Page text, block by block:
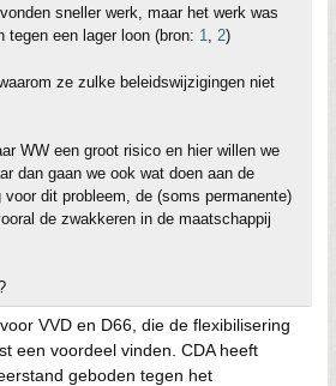
sneller werk, maar het werk was
tegen een lager loon (bron: 1, 2)
ze zulke beleidswijzigingen niet
WW een groot risico en hier willen we
dan gaan we ook wat doen aan de
voor dit probleem, de (soms permanente)
de zwakkeren in de maatschappij
VVD en D66, die de flexibilisering
een voordeel vinden. CDA heeft
geboden tegen het